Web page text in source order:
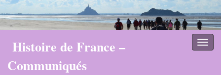
Histoire de France –
Communiqués